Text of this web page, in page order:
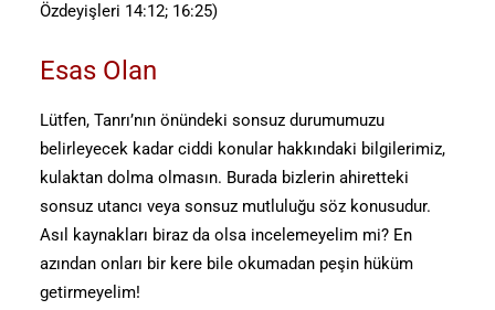
Özdeyişleri 14:12; 16:25)
Esas Olan
Lütfen, Tanrı’nın önündeki sonsuz durumumuzu
belirleyecek kadar ciddi konular hakkındaki bilgilerimiz,
kulaktan dolma olmasın. Burada bizlerin ahiretteki
sonsuz utancı veya sonsuz mutluluğu söz konusudur.
Asıl kaynakları biraz da olsa incelemeyelim mi? En
azından onları bir kere bile okumadan peşin hüküm
getirmeyelim!